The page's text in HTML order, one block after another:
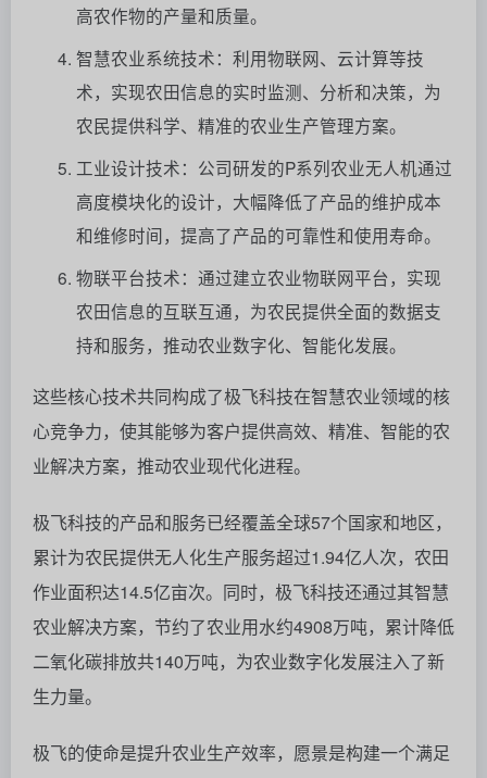
高农作物的产量和质量。
智慧农业系统技术：利用物联网、云计算等技
术，实现农田信息的实时监测、分析和决策，为
农民提供科学、精准的农业生产管理方案。
工业设计技术：公司研发的P系列农业无人机通过
高度模块化的设计，大幅降低了产品的维护成本
和维修时间，提高了产品的可靠性和使用寿命。
物联平台技术：通过建立农业物联网平台，实现
农田信息的互联互通，为农民提供全面的数据支
持和服务，推动农业数字化、智能化发展。
这些核心技术共同构成了极飞科技在智慧农业领域的核
心竞争力，使其能够为客户提供高效、精准、智能的农
业解决方案，推动农业现代化进程。
极飞科技的产品和服务已经覆盖全球57个国家和地区，
累计为农民提供无人化生产服务超过1.94亿人次，农田
作业面积达14.5亿亩次。同时，极飞科技还通过其智慧
农业解决方案，节约了农业用水约4908万吨，累计降低
二氧化碳排放共140万吨，为农业数字化发展注入了新
生力量。
极飞的使命是提升农业生产效率，愿景是构建一个满足